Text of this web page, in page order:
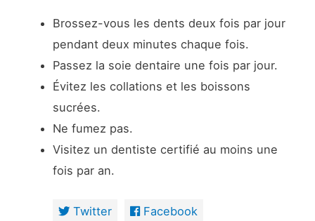
Brossez-vous les dents deux fois par jour
pendant deux minutes chaque fois.
Passez la soie dentaire une fois par jour.
Évitez les collations et les boissons
sucrées.
Ne fumez pas.
Visitez un dentiste certifié au moins une
fois par an.
Twitter Facebook